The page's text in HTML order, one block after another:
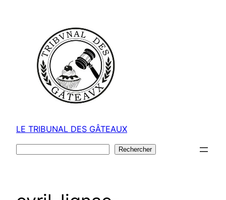
LE TRIBUNAL DES GÂTEAUX
Rechercher